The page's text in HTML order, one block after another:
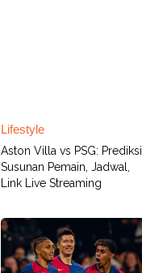
Lifestyle
Aston Villa vs PSG: Prediksi
Susunan Pemain, Jadwal,
Link Live Streaming